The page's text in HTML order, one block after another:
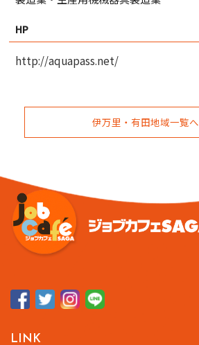
HP
http://aquapass.net/
伊万里・有田地域一覧へ
LINK